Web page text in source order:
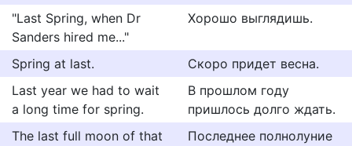
"Last Spring, when Dr
Sanders hired me..."
Хорошо выглядишь.
Spring at last.
Скоро придет весна.
Last year we had to wait
a long time for spring.
В прошлом году
пришлось долго ждать.
The last full moon of that
Последнее полнолуние